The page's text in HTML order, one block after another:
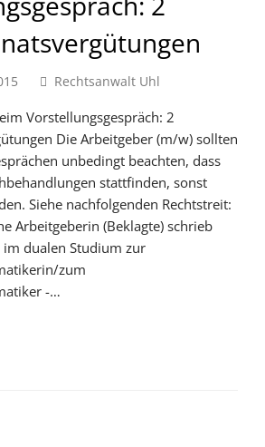
Rechtsanwalt Uhl
Vorstellungsgespräch: 2
Die Arbeitgeber (m/w) sollten
unbedingt beachten, dass
stattfinden, sonst
Siehe nachfolgenden Rechtstreit:
Arbeitgeberin (Beklagte) schrieb
dualen Studium zur
zum
-…